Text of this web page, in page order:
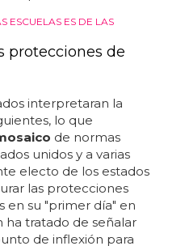
ESCUELAS ES DE LAS
protecciones de
interpretaran la
lo que
de normas
unidos y a varias
electo de los estados
las protecciones
en su "primer día" en
ha tratado de señalar
de inflexión para